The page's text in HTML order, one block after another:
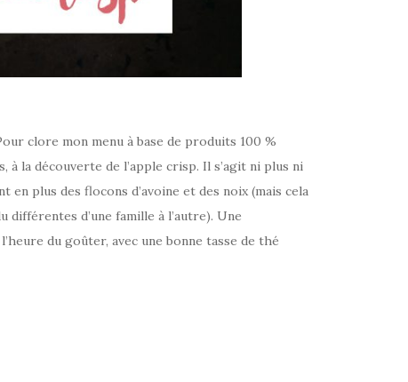
clore mon menu à base de produits 100 %
à la découverte de l’apple crisp. Il s’agit ni plus ni
en plus des flocons d’avoine et des noix (mais cela
d’une famille à l’autre). Une
du goûter, avec une bonne tasse de thé